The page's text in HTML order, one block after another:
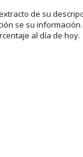
de su
se su información.
al día de hoy.